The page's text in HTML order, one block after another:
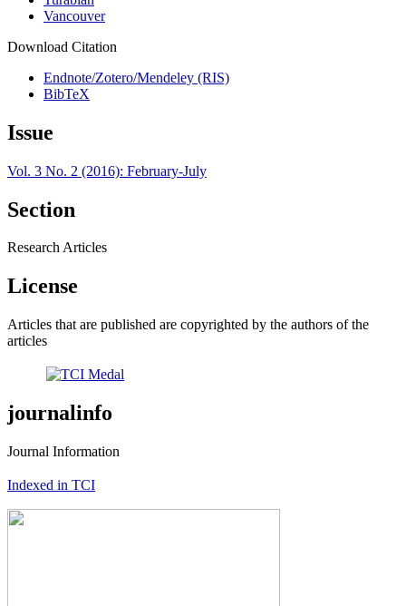
Vancouver
Download Citation
Endnote/Zotero/Mendeley (RIS)
BibTeX
Issue
Vol. 3 No. 2 (2016): February-July
Section
Research Articles
License
Articles that are published are copyrighted by the authors of the
articles
journalinfo
Journal Information
Indexed in TCI